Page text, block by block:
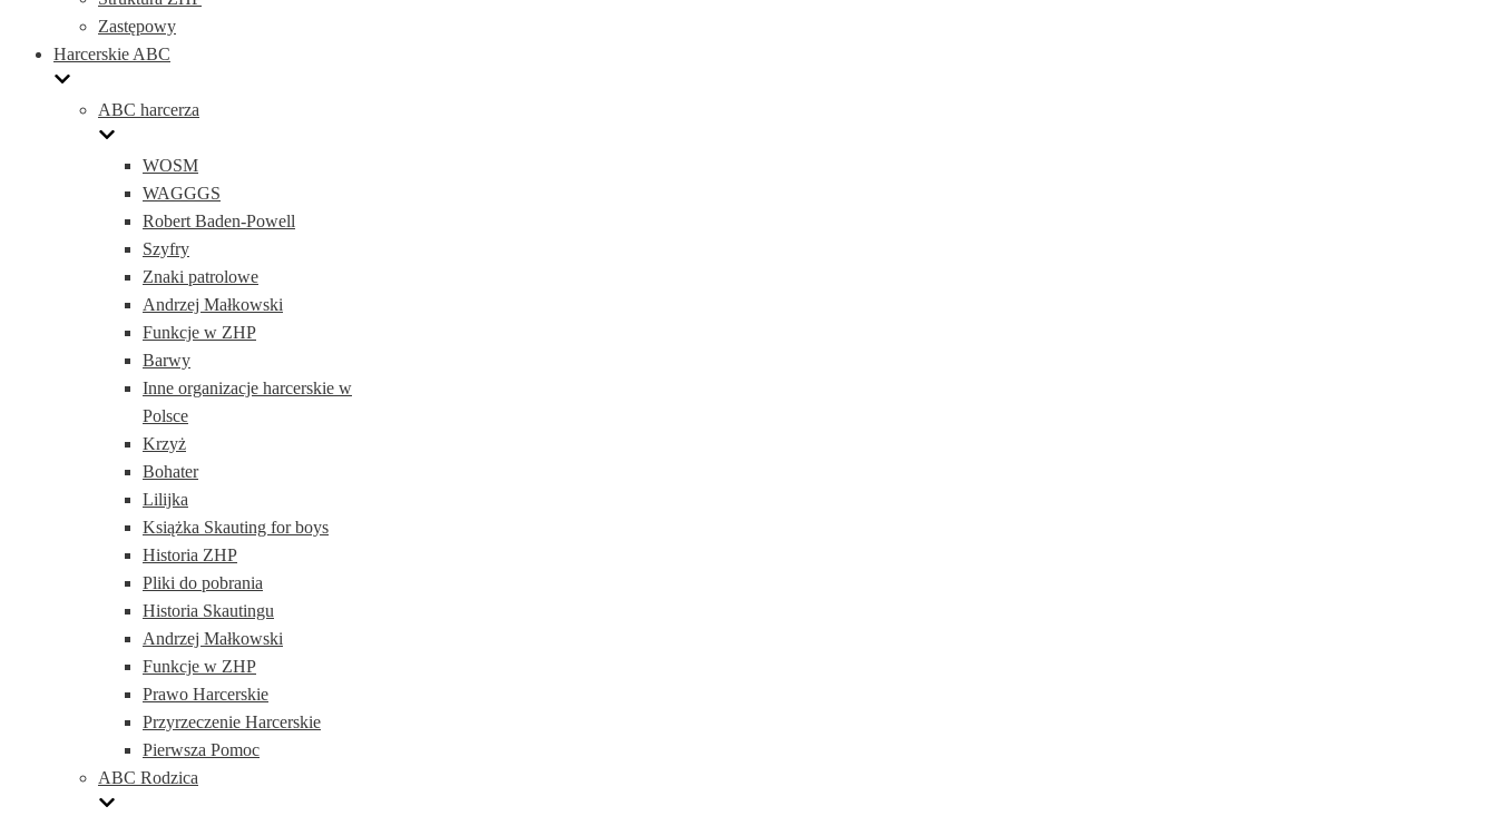
Zastępowy
Harcerskie ABC
ABC harcerza
WOSM
WAGGGS
Robert Baden-Powell
Szyfry
Znaki patrolowe
Andrzej Małkowski
Funkcje w ZHP
Barwy
Inne organizacje harcerskie w
Polsce
Krzyż
Bohater
Lilijka
Książka Skauting for boys
Historia ZHP
Pliki do pobrania
Historia Skautingu
Andrzej Małkowski
Funkcje w ZHP
Prawo Harcerskie
Przyrzeczenie Harcerskie
Pierwsza Pomoc
ABC Rodzica